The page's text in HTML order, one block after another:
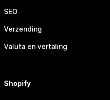
SEO
Verzending
Valuta en vertaling
Shopify